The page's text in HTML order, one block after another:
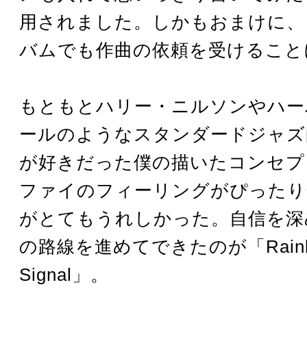
用されました。しかもおまけに
バムでも作曲の依頼を受けるこ
もともとハリー・ニルソンやハ
ールのようなスタンダードジャ
が好きだった僕の描いたコンセ
ファイのフィーリングがぴった
がとてもうれしかった。自信を
の路線を進めてできたのが「
Signal」。